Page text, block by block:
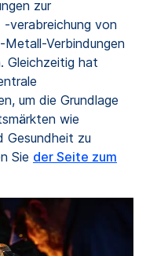
zur
verabreichung von
Verbindungen
Gleichzeitig hat
um die Grundlage
wie
Gesundheit zu
Sie der Seite zum